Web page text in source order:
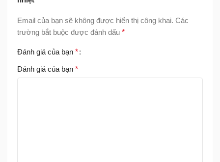
Email của bạn sẽ không được hiển thị công khai. Các
trường bắt buộc được đánh dấu *
Đánh giá của bạn *
Đánh giá của bạn *